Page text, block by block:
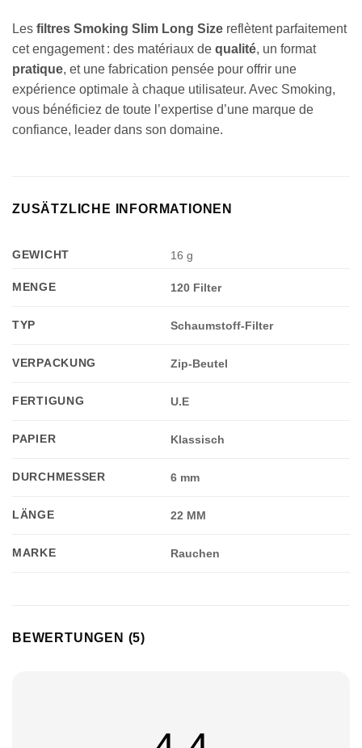
Les filtres Smoking Slim Long Size reflètent parfaitement
cet engagement : des matériaux de qualité, un format
pratique, et une fabrication pensée pour offrir une
expérience optimale à chaque utilisateur. Avec Smoking,
vous bénéficiez de toute l’expertise d’une marque de
confiance, leader dans son domaine.
ZUSÄTZLICHE INFORMATIONEN
GEWICHT 16 g
MENGE 120 Filter
TYP Schaumstoff-Filter
VERPACKUNG Zip-Beutel
FERTIGUNG U.E
PAPIER Klassisch
DURCHMESSER 6 mm
LÄNGE 22 MM
MARKE Rauchen
BEWERTUNGEN (5)